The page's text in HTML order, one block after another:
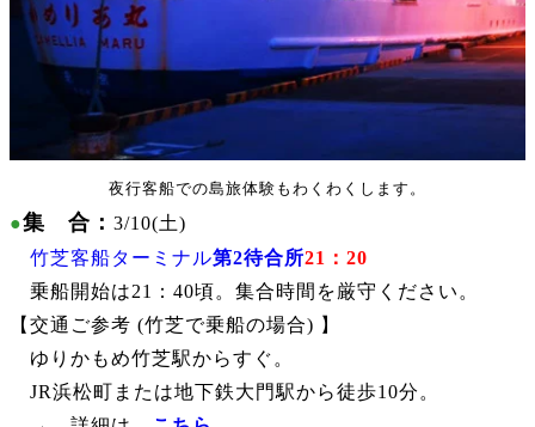
夜行客船での島旅体験もわくわくします。
●集 合： 3/10(土)
竹芝客船ターミナル第2待合所21：20
乗船開始は21：40頃。集合時間を厳守ください。
【交通ご参考 (竹芝で乗船の場合) 】
ゆりかもめ竹芝駅からすぐ。
JR浜松町または地下鉄大門駅から徒歩10分。